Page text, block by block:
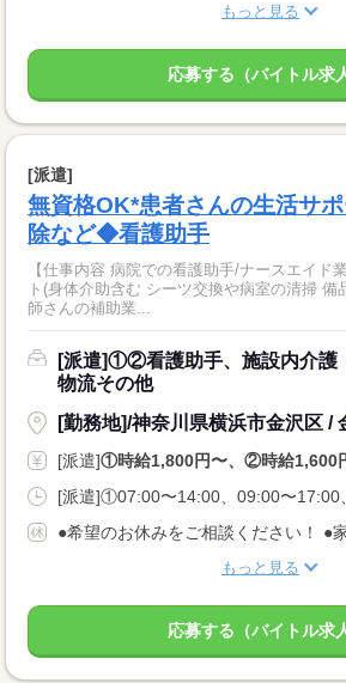
もっと見る
応募する（バイトル求
[派遣]
無資格OK*患者さんの生活サ
除など◆看護助手
【仕事内容 病院での看護助手/ナースエイド
ト(身体介助含む シーツ交換や病室の清掃 備
師さんの補助業...
[派遣]①②看護助手、施設内介護
物流その他
[勤務地]/神奈川県横浜市金沢区 /
[派遣]①時給1,800円〜、②時給1,600
もっと見る
応募する（バイトル求